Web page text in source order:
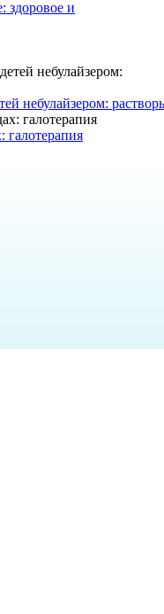
здоровое и
небулайзером:
галотерапия